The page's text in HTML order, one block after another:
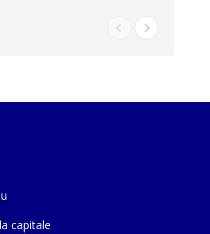
. A la fin de notre séjour
une amie qu' une guide
capitale